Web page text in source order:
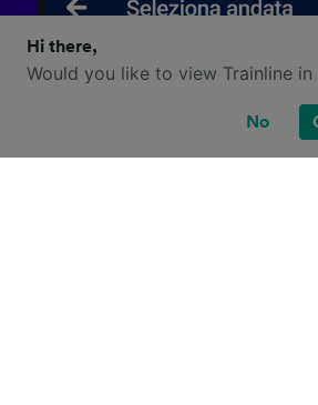
Hi there,
Would you like to view Trainline in
No